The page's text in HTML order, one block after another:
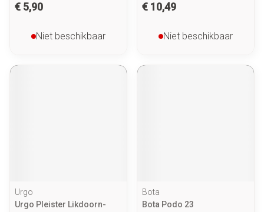
€ 5,90
Niet beschikbaar
€ 10,49
Niet beschikbaar
Urgo
Urgo Pleister Likdoorn-
Bota
Bota Podo 23